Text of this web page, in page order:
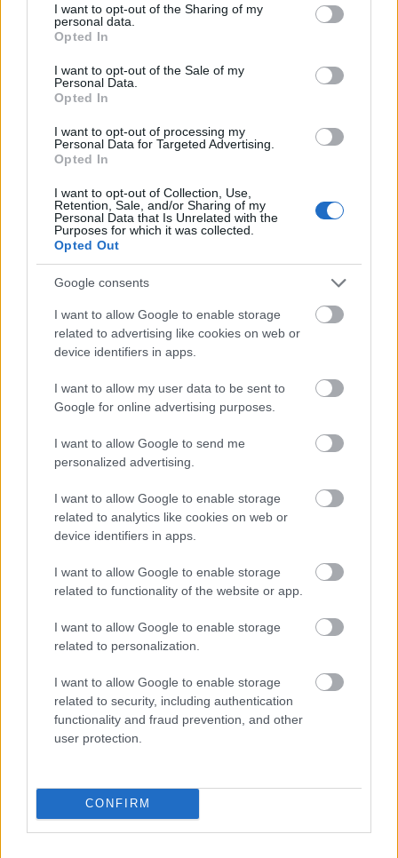
not limited to your visit or usage behaviour. You may click to
grant or deny consent to Google and its third-party tags to
use your data for below specified purposes in below Google
consent section.
I want to opt-out of the Sharing of my
personal data.
Opted In
I want to opt-out of the Sale of my
Personal Data.
Opted In
I want to opt-out of processing my
Personal Data for Targeted Advertising.
Opted In
I want to opt-out of Collection, Use,
Retention, Sale, and/or Sharing of my
Personal Data that Is Unrelated with the
Purposes for which it was collected.
Opted Out
Google consents
I want to allow Google to enable storage
related to advertising like cookies on web or
device identifiers in apps.
I want to allow my user data to be sent to
Google for online advertising purposes.
I want to allow Google to send me
personalized advertising.
I want to allow Google to enable storage
related to analytics like cookies on web or
device identifiers in apps.
I want to allow Google to enable storage
related to functionality of the website or app.
I want to allow Google to enable storage
related to personalization.
I want to allow Google to enable storage
related to security, including authentication
functionality and fraud prevention, and other
user protection.
CONFIRM
Ξηροί καρποί: Τι συμβαίνει στο σώμα όταν τρώτε
πάρα πολλούς
Άνευ προηγουμένου τα pre orders του GTA 6
Δωρεά απινιδωτή στην Κοινότητα Κουραμάδων
Κέρκυρας από την Π.Ε.Π.Ι.Ε.Θ